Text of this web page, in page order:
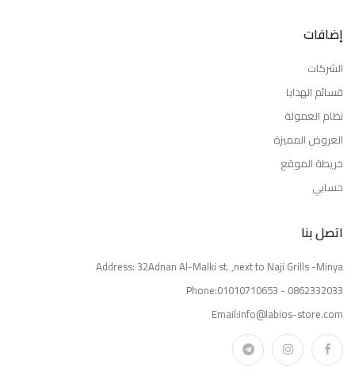
إضافات
الشركات
قسائم الهدايا
نظام العمولة
العروض المميزة
خريطة الموقع
حسابي
اتصل بنا
Address: 32Adnan Al-Malki st. ,next to Naji Grills -Minya
Phone:01010710653 - 0862332033
Email:info@labios-store.com